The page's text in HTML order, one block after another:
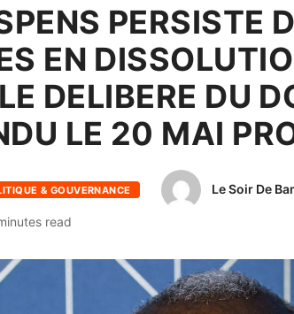
PERSISTE
EN
DELIBERE DU
LE 20 MAI
& GOUVERNANCE Le Soir De
read